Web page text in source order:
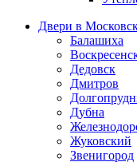
Двери в
Балашиха
Дедовск
Дмитров
Дубна
Жуковский
Звенигород